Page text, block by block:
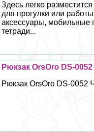
Здесь легко
для прогулки или
аксессуары, мобильные
тетради...
Рюкзак OrsOro DS-
Рюкзак OrsOro DS-0052